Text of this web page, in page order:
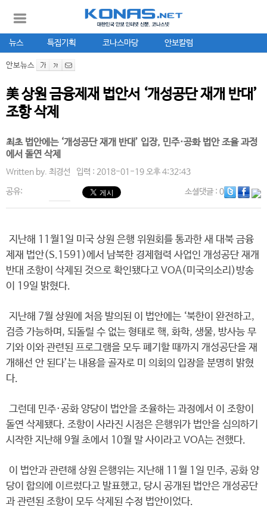
뉴스 특집기획 코나스마당 안보칼럼
안보뉴스
美 상원 금융제재 법안서 ‘개성공단 재개 반대’
조항 삭제
최초 법안에는 ‘개성공단 재개 반대’ 입장, 민주·공화 법안 조율 과정
에서 돌연 삭제
Written by. 최경선 입력 : 2018-01-19 오후 4:32:43
공유: 소셜댓글: 0
지난해 11월1일 미국 상원 은행 위원회를 통과한 새 대북 금융
제재 법안(S.1591)에서 남북한 경제협력 사업인 개성공단 재개
반대 조항이 삭제된 것으로 확인됐다고 VOA(미국의소리)방송
이 19일 밝혔다.
지난해 7월 상원에 처음 발의된 이 법안에는 ‘북한이 완전하고,
검증 가능하며, 되돌릴 수 없는 형태로 핵, 화학, 생물, 방사능 무
기와 이와 관련된 프로그램을 모두 폐기할 때까지 개성공단을 재
개해선 안 된다’는 내용을 골자로 미 의회의 입장을 분명히 밝혔
다.
그런데 민주·공화 양당이 법안을 조율하는 과정에서 이 조항이
돌연 삭제됐다. 조항이 사라진 시점은 은행위가 법안을 심의하기
시작한 지난해 9월 초에서 10월 말 사이라고 VOA는 전했다.
이 법안과 관련해 상원 은행위는 지난해 11월 1일 민주, 공화 양
당이 합의에 이르렀다고 발표했고, 당시 공개된 법안은 개성공단
과 관련된 조항이 모두 삭제된 수정 법안이었다.